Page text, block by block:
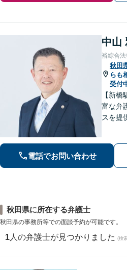
中山
裕綜合
秋田
らも
受付
【新
富な弁
スを提
す。
い。
電話でお問い合わせ
秋田県に所在する弁護士
秋田県の事務所等での面談予約が可能です。
1 人の弁護士が見つかりました (検